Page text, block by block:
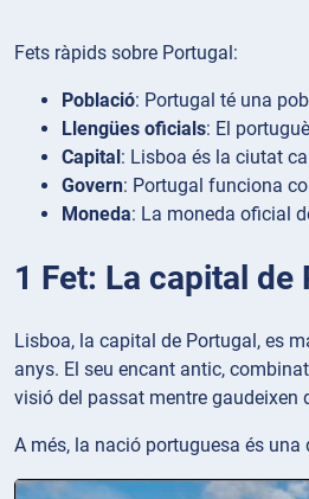
Fets ràpids sobre Portugal:
Població: Portugal té una
Llengües oficials: El
Capital : Lisboa és la ciutat
Govern: Portugal funciona
Moneda: La moneda oficial
1 Fet: La capital
Lisboa, la capital de Portugal, es
anys. El seu encant antic,
visió del passat mentre gaudeixen
A més, la nació portuguesa és